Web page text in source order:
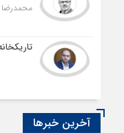
آخرین خبرها